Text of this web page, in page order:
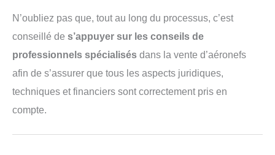
N’oubliez pas que, tout au long du processus, c’est
conseillé de s’appuyer sur les conseils de
professionnels spécialisés dans la vente d’aéronefs
afin de s’assurer que tous les aspects juridiques,
techniques et financiers sont correctement pris en
compte.